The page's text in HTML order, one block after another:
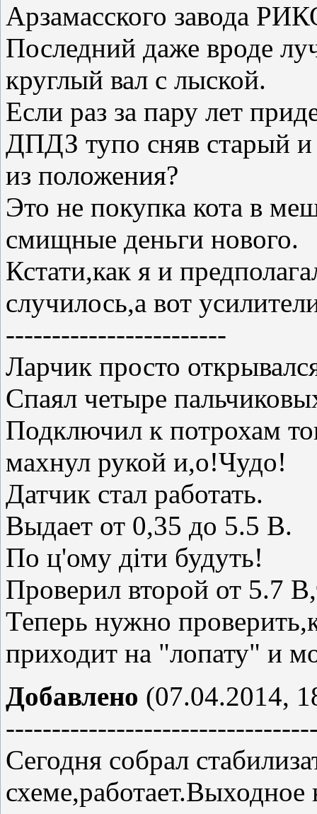
Арзамасского завода
Последний даже вроде
круглый вал с лыской.
Если раз за пару лет
ДПДЗ тупо сняв старый
из положения?
Это не покупка кота в
смищные деньги нового.
Кстати,как я и
случилось,а вот
------------------------
Ларчик просто
Спаял четыре
Подключил к потрохам
махнул рукой и,о!Чудо!
Датчик стал работать.
Выдает от 0,35 до 5.5 В.
По ц'ому діти будуть!
Проверил второй от 5.7
Теперь нужно
приходит на "лопату" и
Добавлено (07.04.2014,
Сегодня собрал